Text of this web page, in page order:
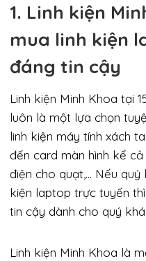
1. Linh kiện
mua linh kiện
đáng tin cậy
Linh kiện Minh Khoa tại
luôn là một lựa chọn
linh kiện máy tính xách
đến card màn hình kể cả
điện cho quạt,… Nếu quý
kiện laptop trực tuyến
tin cậy dành cho quý
Linh kiện Minh Khoa là